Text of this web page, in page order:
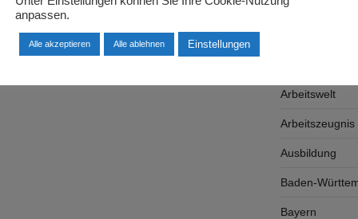
Arbeitgeber
Arbeitswelt
Arbeitszeugnis
Ausbildung
Baden-
Bayern
anpassen.
Alle akzeptieren Alle ablehnen Einstellungen